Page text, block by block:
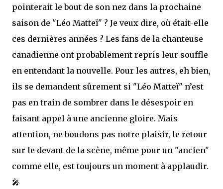
pointerait le bout de son nez dans la prochaine
saison de "Léo Matteï" ? Je veux dire, où était-elle
ces dernières années ? Les fans de la chanteuse
canadienne ont probablement repris leur souffle
en entendant la nouvelle. Pour les autres, eh bien,
ils se demandent sûrement si "Léo Matteï" n’est
pas en train de sombrer dans le désespoir en
faisant appel à une ancienne gloire. Mais
attention, ne boudons pas notre plaisir, le retour
sur le devant de la scène, même pour un "ancien"
comme elle, est toujours un moment à applaudir.
🎤